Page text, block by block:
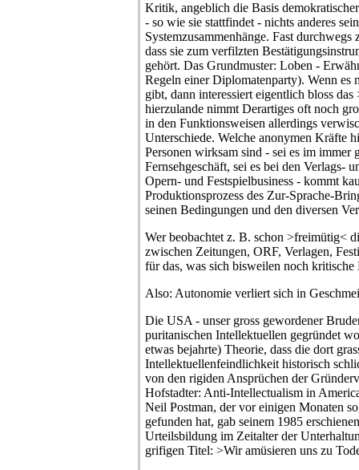
Kritik, angeblich die Basis
- so wie sie stattfindet - nichts anderes
Systemzusammenhänge. Fast
dass sie zum verfilzten
gehört. Das Grundmuster: Loben -
Regeln einer Diplomatenparty). Wenn es
gibt, dann interessiert eigentlich bloss
hierzulande nimmt Derartiges oft noch
in den Funktionsweisen allerdings
Unterschiede. Welche anonymen Kräfte
Personen wirksam sind - sei es im immer
Fernsehgeschäft, sei es bei den Verlags-
Opern- und Festspielbusiness - kommt
Produktionsprozess des Zur-Sprache-
seinen Bedingungen und den diversen
Wer beobachtet z. B. schon >freimütig<
zwischen Zeitungen, ORF, Verlagen,
für das, was sich bisweilen noch kritische
Also: Autonomie verliert sich in
Die USA - unser gross gewordener
puritanischen Intellektuellen gegründet
etwas bejahrte) Theorie, dass die dort
Intellektuellenfeindlichkeit historisch
von den rigiden Ansprüchen der
Hofstadter: Anti-Intellectualism in
Neil Postman, der vor einigen Monaten
gefunden hat, gab seinem 1985
Urteilsbildung im Zeitalter der
grifigen Titel: >Wir amüsieren uns zu